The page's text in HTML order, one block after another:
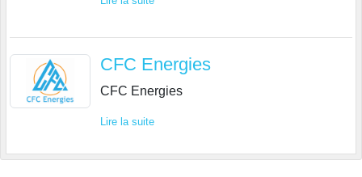
CFC Energies
CFC Energies
Lire la suite